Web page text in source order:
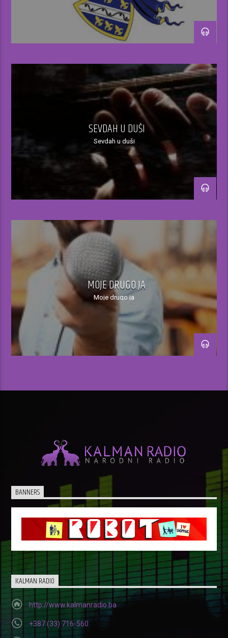
18.00-19.00h
Ispunjavanje muzičkih želja slušatelja uz
direktan telefonski kontakt
Muzika po slobodnom izboru tonskog
Ispunjavanje muzičkih želja slušatelja uz
direktan telefonski kontakt
21.00-22.00h
Ispunjavanje muzičkih želja slušatelja
putem viber/sms broja
SEVDAH U DUŠI
Sevdah u duši
MOJE DRUGO JA
Moje drugo ja
BANNERS
KALMAN RADIO
http://www.kalmanradio.ba
+387 (33) 716-560